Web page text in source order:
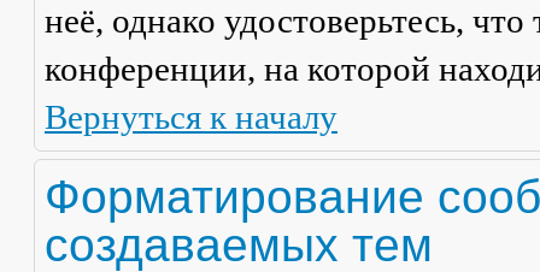
неё, однако удостоверьтесь,
конференции, на которой
Вернуться к началу
Форматирование
создаваемых тем